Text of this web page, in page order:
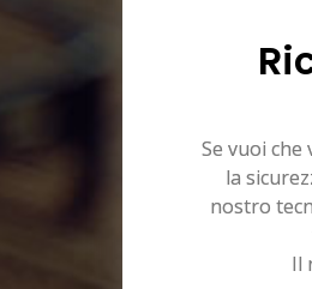
Se vuoi
la
nostro
Il